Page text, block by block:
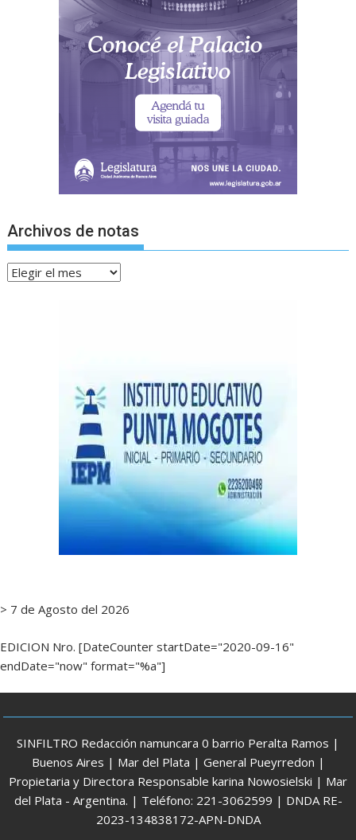
Archivos de notas
Archivos
> 7 de Agosto del 2026
EDICION Nro. [DateCounter startDate="2020-09-16"
endDate="now" format="%a"]
SINFILTRO Redacción namuncara 0 barrio Peralta Ramos |
Buenos Aires | Mar del Plata | General Pueyrredon |
Propietaria y Directora Responsable karina Nowosielski | Mar
del Plata - Argentina. | Teléfono: 221-3062599 | DNDA RE-
2023-134838172-APN-DNDA